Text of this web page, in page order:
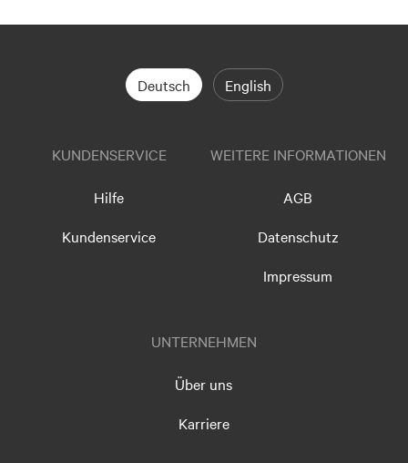
Deutsch English
KUNDENSERVICE
Hilfe
Kundenservice
WEITERE INFORMATIONEN
AGB
Datenschutz
Impressum
UNTERNEHMEN
Über uns
Karriere